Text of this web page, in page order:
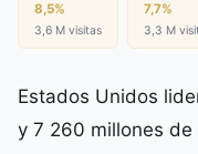
8,5%
3,6 M visitas
7,7%
3,3 M
Estados Unidos
y 7 260 millones